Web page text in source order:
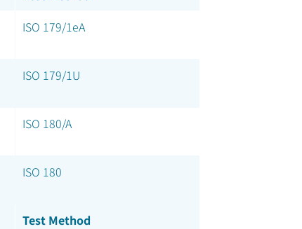
ISO 179/1eA
ISO 179/1U
ISO 180/A
ISO 180
Test Method